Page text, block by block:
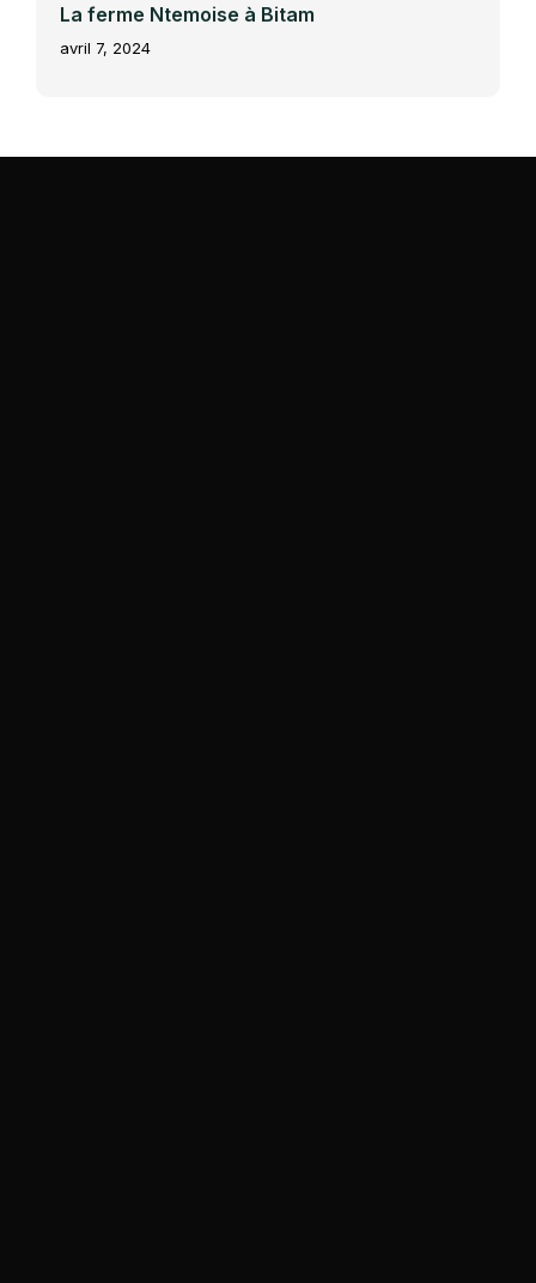
La ferme Ntemoise à Bitam
avril 7, 2024